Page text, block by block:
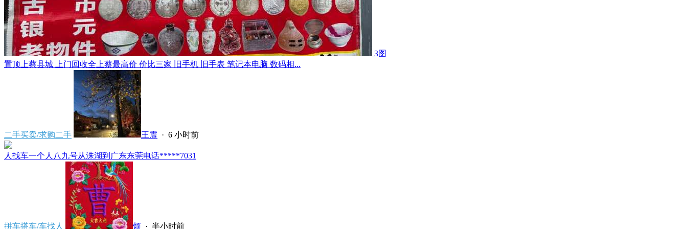
3图
置顶 上蔡县城 上门回收全上蔡最高价 价比三家 旧手机 旧手表 笔记本电脑 数码相...
二手买卖/求购二手 王震 · 6 小时前
人找车一个人八九号从洙湖到广东东莞电话*****7031
拼车搭车/车找人 烦 · 半小时前